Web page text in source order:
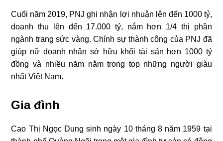
Cuối năm 2019, PNJ ghi nhận lợi nhuận lên đến 1000 tỷ,
doanh thu lên đến 17.000 tỷ, nắm hơn 1/4 thị phần
ngành trang sức vàng. Chính sự thành công của PNJ đã
giúp nữ doanh nhân sở hữu khối tài sản hơn 1000 tỷ
đồng và nhiều năm nằm trong top những người giàu
nhất Việt Nam.
Gia đình
Cao Thị Ngọc Dung sinh ngày 10 tháng 8 năm 1959 tại